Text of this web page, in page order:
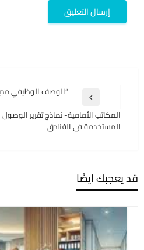
المقالات
المقالة
السابقة
“الوصف الوظيفي
المقالة
المكاتب الأمامية- نماذج تقرير الوصول
المستخدمة في الفنادق
قد يعجبك ايضًا